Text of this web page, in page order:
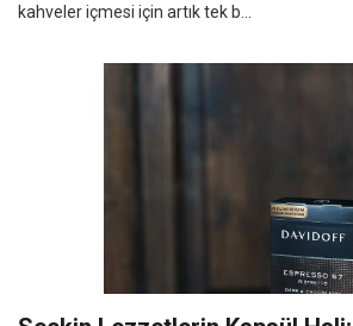
kahveler içmesi için artık tek b...